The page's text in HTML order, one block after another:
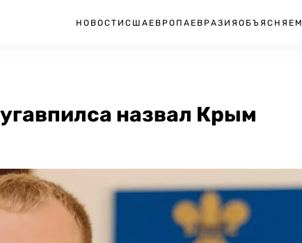
НОВОСТИ США ЕВРОПА ЕВРАЗИЯ ОБЪЯСНЯЕМ
назвал Крым